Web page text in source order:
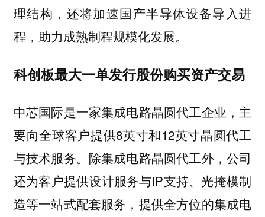
理结构，还将加速国产半导体设备导入进
程，助力成熟制程规模化发展。
科创板最大一单发行股份购买资产交易
中芯国际是一家集成电路晶圆代工企业，主
要向全球客户提供8英寸和12英寸晶圆代工
与技术服务。除集成电路晶圆代工外，公司
还为客户提供设计服务与IP支持、光掩模制
造等一站式配套服务，提供全方位的集成电